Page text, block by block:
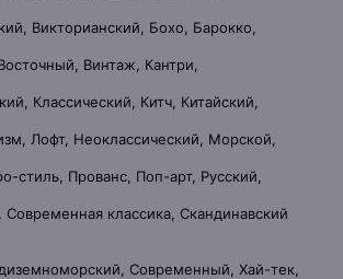
Викторианский, Бохо, Барокко,
Винтаж, Кантри,
Классический, Китч, Китайский,
Лофт, Неоклассический, Морской,
стиль, Прованс, Поп-арт, Русский,
Современная классика, Скандинавский
Современный, Хай-тек,